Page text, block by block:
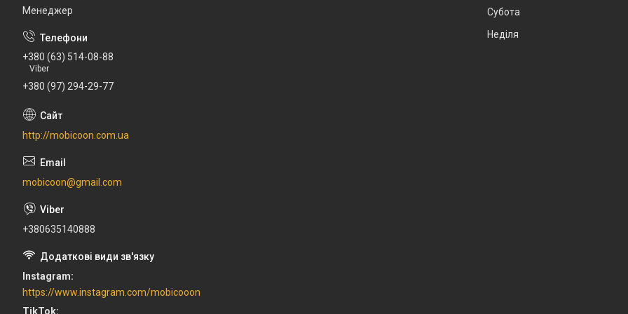
Менеджер
+380 (63) 514-08-88
Viber
+380 (97) 294-29-77
http://mobicoon.com.ua
mobicoon@gmail.com
+380635140888
Instagram
https://www.instagram.com/mobicooon
TikTok
Субота
Неділя